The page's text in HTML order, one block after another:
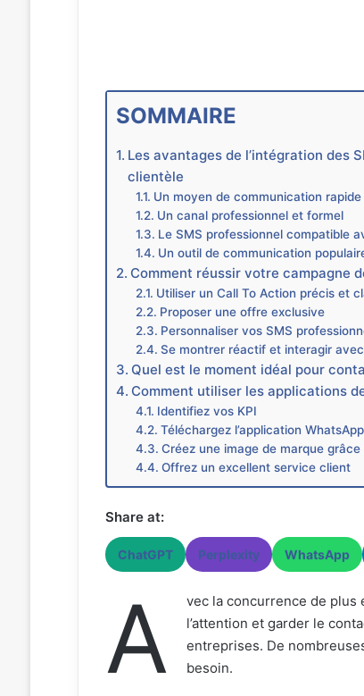
SOMMAIRE
Les avantages de l’intégration des
clientèle
Un moyen de communication
Un canal professionnel et formel
Le SMS professionnel compatible
Un outil de communication
Comment réussir votre campagne
Utiliser un Call To Action précis et
Proposer une offre exclusive
Personnaliser vos SMS
Se montrer réactif et interagir
Quel est le moment idéal pour
Comment utiliser les applications
Identifiez vos KPI
Téléchargez l’application
Créez une image de marque grâce
Offrez un excellent service client
Share at:
ChatGPT Perplexity WhatsApp
A
vec la concurrence de plus
l’attention et garder le
entreprises. De
besoin.